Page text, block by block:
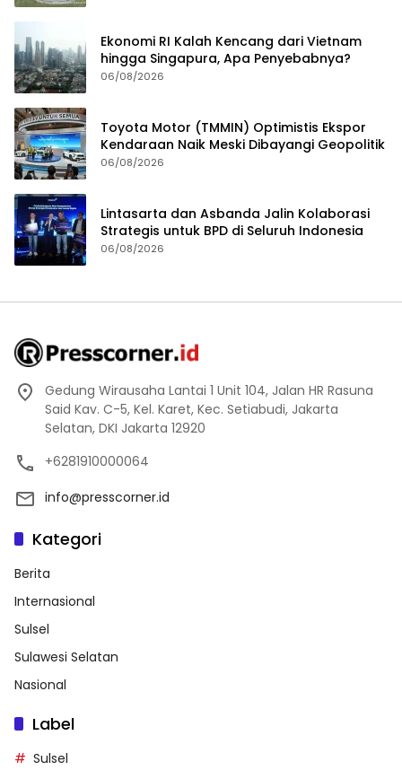
Ekonomi RI Kalah Kencang dari Vietnam
hingga Singapura, Apa Penyebabnya?
06/08/2026
Toyota Motor (TMMIN) Optimistis Ekspor
Kendaraan Naik Meski Dibayangi Geopolitik
06/08/2026
Lintasarta dan Asbanda Jalin Kolaborasi
Strategis untuk BPD di Seluruh Indonesia
06/08/2026
Gedung Wirausaha Lantai 1 Unit 104, Jalan HR Rasuna
Said Kav. C-5, Kel. Karet, Kec. Setiabudi, Jakarta
Selatan, DKI Jakarta 12920
+6281910000064
info@presscorner.id
Kategori
Berita
Internasional
Sulsel
Sulawesi Selatan
Nasional
Label
Sulsel